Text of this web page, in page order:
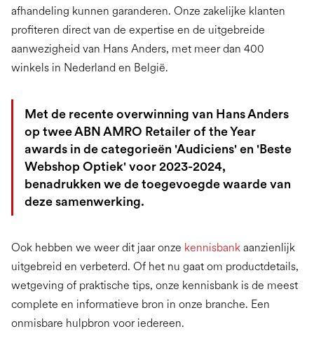
afhandeling kunnen garanderen. Onze zakelijke klanten
profiteren direct van de expertise en de uitgebreide
aanwezigheid van Hans Anders, met meer dan 400
winkels in Nederland en België.
Met de recente overwinning van Hans Anders
op twee ABN AMRO Retailer of the Year
awards in de categorieën 'Audiciens' en 'Beste
Webshop Optiek' voor 2023-2024,
benadrukken we de toegevoegde waarde van
deze samenwerking.
Ook hebben we weer dit jaar onze kennisbank aanzienlijk
uitgebreid en verbeterd. Of het nu gaat om productdetails,
wetgeving of praktische tips, onze kennisbank is de meest
complete en informatieve bron in onze branche. Een
onmisbare hulpbron voor iedereen.